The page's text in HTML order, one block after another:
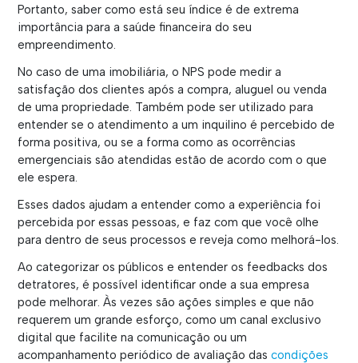
Portanto, saber como está seu índice é de extrema
importância para a saúde financeira do seu
empreendimento.
No caso de uma imobiliária, o NPS pode medir a
satisfação dos clientes após a compra, aluguel ou venda
de uma propriedade. Também pode ser utilizado para
entender se o atendimento a um inquilino é percebido de
forma positiva, ou se a forma como as ocorrências
emergenciais são atendidas estão de acordo com o que
ele espera.
Esses dados ajudam a entender como a experiência foi
percebida por essas pessoas, e faz com que você olhe
para dentro de seus processos e reveja como melhorá-los.
Ao categorizar os públicos e entender os feedbacks dos
detratores, é possível identificar onde a sua empresa
pode melhorar. Às vezes são ações simples e que não
requerem um grande esforço, como um canal exclusivo
digital que facilite na comunicação ou um
acompanhamento periódico de avaliação das condições